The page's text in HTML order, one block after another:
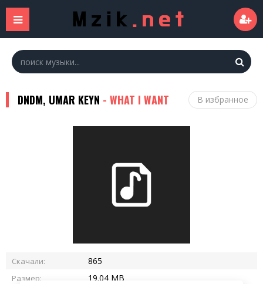
DNDM, UMAR KEYN - WHAT I WANT В избранное
Скачали: 865
Размер: 19.04 MB